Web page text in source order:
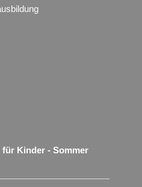
Kinder - Sommer